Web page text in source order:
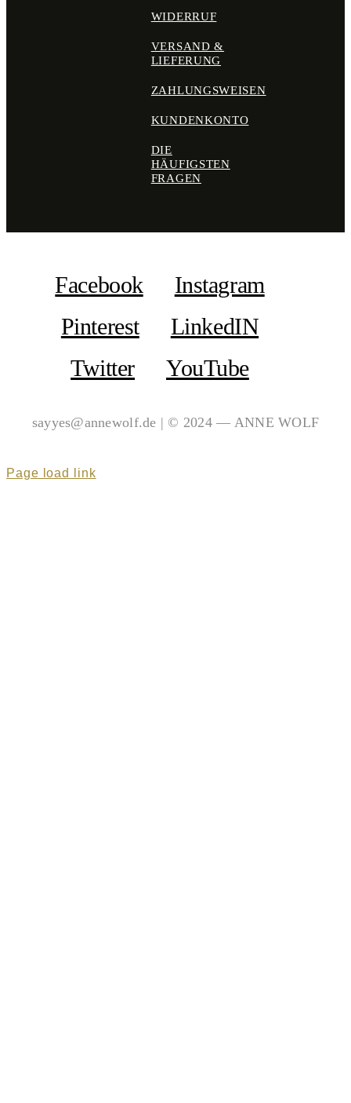
WIDERRUF
VERSAND &
LIEFERUNG
ZAHLUNGSWEISEN
KUNDENKONTO
DIE
HÄUFIGSTEN
FRAGEN
Facebook
Instagram
Pinterest
LinkedIN
Twitter
YouTube
sayyes@annewolf.de | © 2024 — ANNE WOLF
Page load link